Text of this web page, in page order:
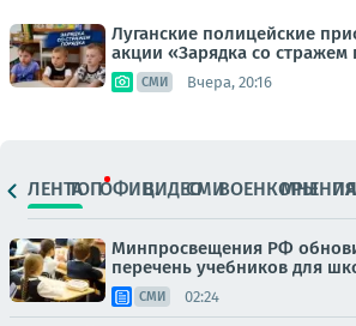
Луганские полицейские
акции «Зарядка со стражем
СМИ Вчера, 20:16
ЛЕНТАТОПОФИЦ.ВИДЕОСМИВОЕНКОРЫ
Минпросвещения РФ
перечень учебников для
СМИ 02:24